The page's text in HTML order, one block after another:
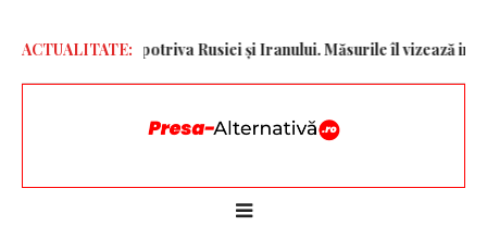
ACTUALITATE:
sancțiuni împotriva Rusiei și Iranului. Măsurile îl vizează inclusiv